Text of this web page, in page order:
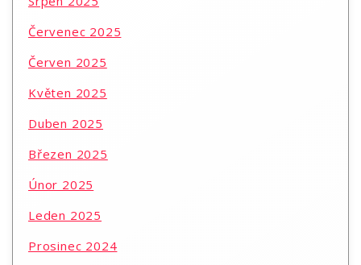
Červenec 2025
Červen 2025
Květen 2025
Duben 2025
Březen 2025
Únor 2025
Leden 2025
Prosinec 2024